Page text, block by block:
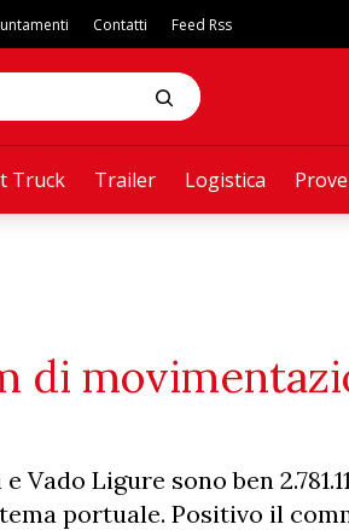
Truck Trailer Logistica Prove
Contatti Feed Rss
di
Ligure sono ben
portuale. Positivo il